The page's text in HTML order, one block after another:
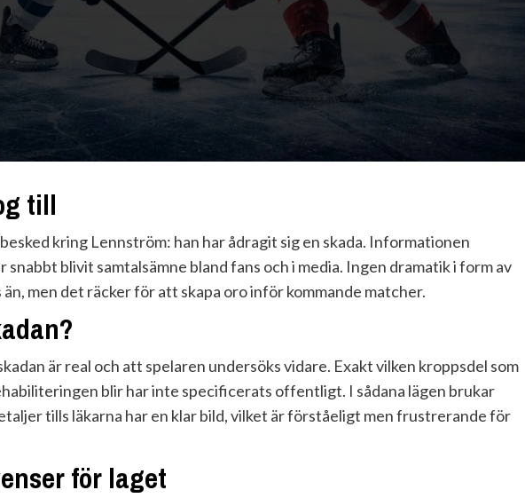
till
kring Lennström: han har ådragit sig en skada. Informationen
snabbt blivit samtalsämne bland fans och i media. Ingen dramatik i form av
men det räcker för att skapa oro inför kommande matcher.
är real och att spelaren undersöks vidare. Exakt vilken kroppsdel som
blir har inte specificerats offentligt. I sådana lägen brukar
tills läkarna har en klar bild, vilket är förståeligt men frustrerande för
för laget